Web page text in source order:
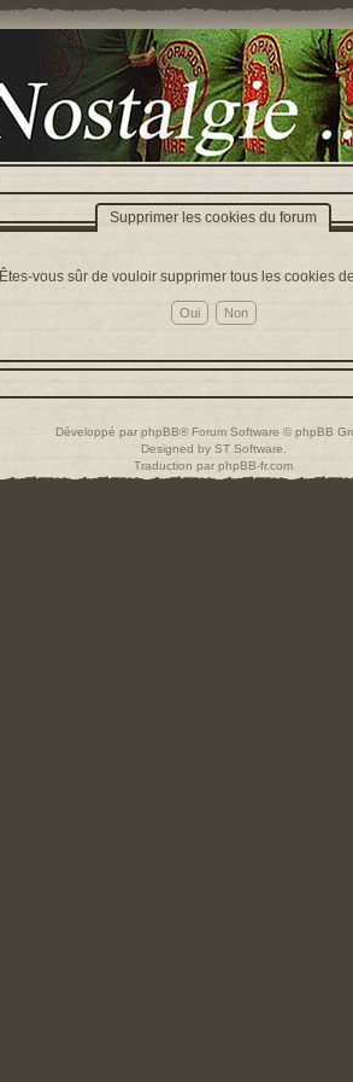
Supprimer les cookies du forum
Êtes-vous sûr de vouloir supprimer tous les cookies
Développé par phpBB® Forum Software © phpBB
Designed by ST Software
Traduction par phpBB-fr.com